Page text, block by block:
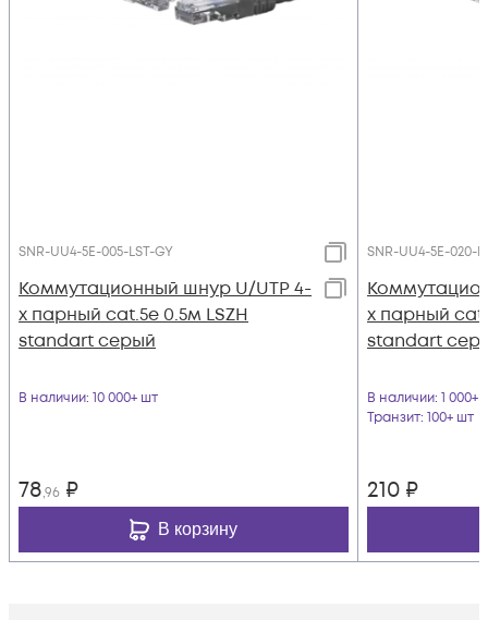
SNR-UU4-5E-005-LST-GY
Коммутационный шнур U/UTP 4-
х парный cat.5e 0.5м LSZH
standart серый
В наличии: 10 000+ шт
78,96 ₽
В корзину
SNR-UU4-5E-020-
х парный
standart
В наличии: 1 000+
Транзит: 100+ шт
210 ₽